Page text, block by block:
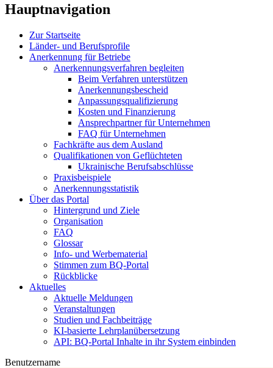
Hauptnavigation
Zur Startseite
Länder- und Berufsprofile
Anerkennung für Betriebe
Anerkennungsverfahren begleiten
Beim Verfahren unterstützen
Anerkennungsbescheid
Anpassungsqualifizierung
Kosten und Finanzierung
Ansprechpartner für Unternehmen
FAQ für Unternehmen
Fachkräfte aus dem Ausland
Qualifikationen von Geflüchteten
Ukrainische Berufsabschlüsse
Praxisbeispiele
Anerkennungsstatistik
Über das Portal
Hintergrund und Ziele
Organisation
FAQ
Glossar
Info- und Werbematerial
Stimmen zum BQ-Portal
Rückblicke
Aktuelles
Aktuelle Meldungen
Veranstaltungen
Studien und Fachbeiträge
KI-basierte Lehrplanübersetzung
API: BQ-Portal Inhalte in ihr System einbinden
Benutzername